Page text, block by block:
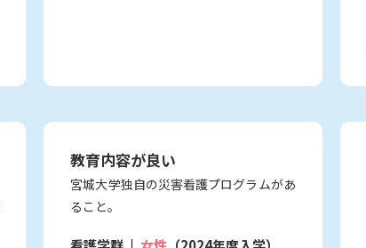
教育内容が良い
宮城大学独自の災害看護プログラムがあ
ること。